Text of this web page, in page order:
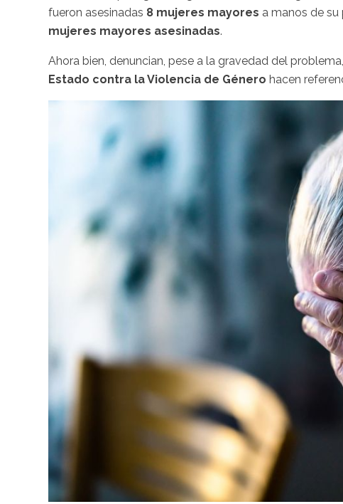
fueron asesinadas 8 mujeres mayores a manos de su
mujeres mayores asesinadas.
Ahora bien, denuncian, pese a la gravedad del problema,
Estado contra la Violencia de Género hacen